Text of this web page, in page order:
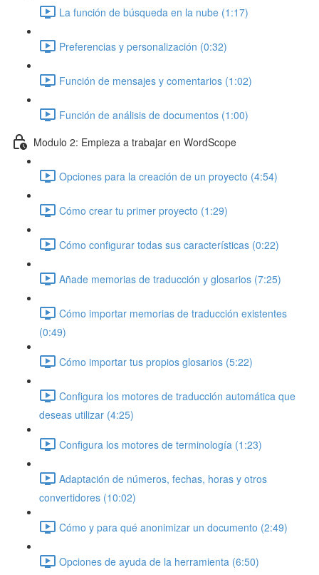
La función de búsqueda en la nube (1:17)
Preferencias y personalización (0:32)
Función de mensajes y comentarios (1:02)
Función de análisis de documentos (1:00)
Modulo 2: Empieza a trabajar en WordScope
Opciones para la creación de un proyecto (4:54)
Cómo crear tu primer proyecto (1:29)
Cómo configurar todas sus características (0:22)
Añade memorias de traducción y glosarios (7:25)
Cómo importar memorias de traducción existentes
(0:49)
Cómo importar tus propios glosarios (5:22)
Configura los motores de traducción automática que
deseas utilizar (4:25)
Configura los motores de terminología (1:23)
Adaptación de números, fechas, horas y otros
convertidores (10:02)
Cómo y para qué anonimizar un documento (2:49)
Opciones de ayuda de la herramienta (6:50)